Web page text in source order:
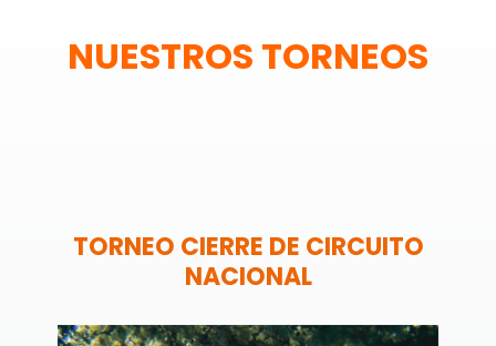
NUESTROS TORNEOS
TORNEO CIERRE DE CIRCUITO
NACIONAL